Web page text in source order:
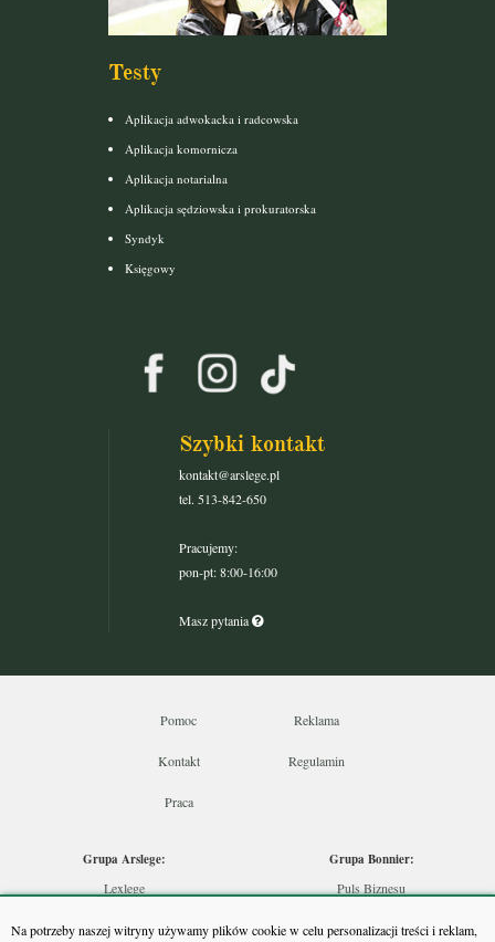
Na potrzeby naszej witryny używamy plików cookie w celu personalizacji treści i reklam,
Testy
Aplikacja adwokacka i radcowska
Aplikacja komornicza
Aplikacja notarialna
Aplikacja sędziowska i prokuratorska
Syndyk
Księgowy
Szybki kontakt
kontakt@arslege.pl
tel. 513-842-650
Pracujemy:
pon-pt: 8:00-16:00
Masz pytania
Pomoc Reklama
Kontakt Regulamin
Praca
Grupa Arslege:
Lexlege
Grupa Bonnier:
Puls Biznesu